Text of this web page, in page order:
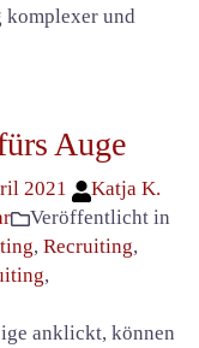
komplexer und
Auge
2021
Katja K.
Veröffentlicht in
, Recruiting,
,
anklickt, können